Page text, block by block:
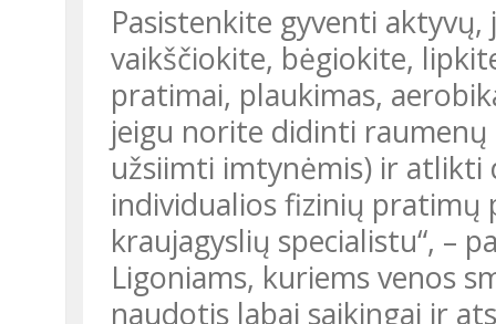
Pasistenkite gyventi
vaikščiokite, bėgiokite,
pratimai, plaukimas,
jeigu norite didinti
užsiimti imtynėmis) ir atlikti
individualios fizinių pratimų
kraujagyslių specialistu“, –
Ligoniams, kuriems venos
naudotis labai saikingai ir